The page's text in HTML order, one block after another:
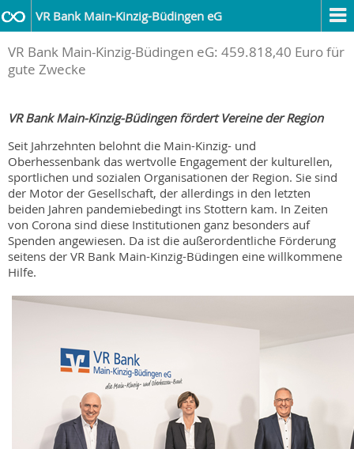
VR Bank Main-Kinzig-Büdingen eG
VR Bank Main-Kinzig-Büdingen eG: 459.818,40 Euro für
gute Zwecke
VR Bank Main-Kinzig-Büdingen fördert Vereine der Region
Seit Jahrzehnten belohnt die Main-Kinzig- und
Oberhessenbank das wertvolle Engagement der kulturellen,
sportlichen und sozialen Organisationen der Region. Sie sind
der Motor der Gesellschaft, der allerdings in den letzten
beiden Jahren pandemiebedingt ins Stottern kam. In Zeiten
von Corona sind diese Institutionen ganz besonders auf
Spenden angewiesen. Da ist die außerordentliche Förderung
seitens der VR Bank Main-Kinzig-Büdingen eine willkommene
Hilfe.